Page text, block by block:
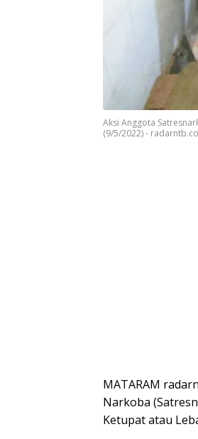
Aksi Anggota
(9/5/2022) -
MATARAM
Narkoba
Ketupat atau